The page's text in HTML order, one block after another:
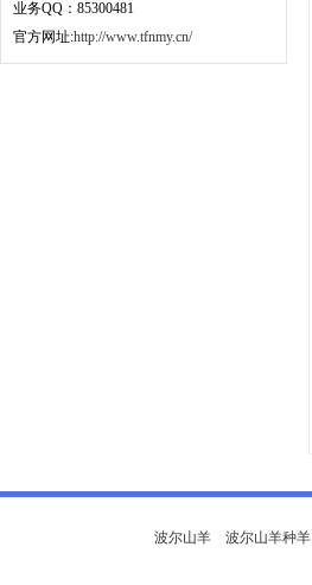
业务QQ：85300481
官方网址:http://www.tfnmy.cn/
波尔山羊 波尔山羊种羊